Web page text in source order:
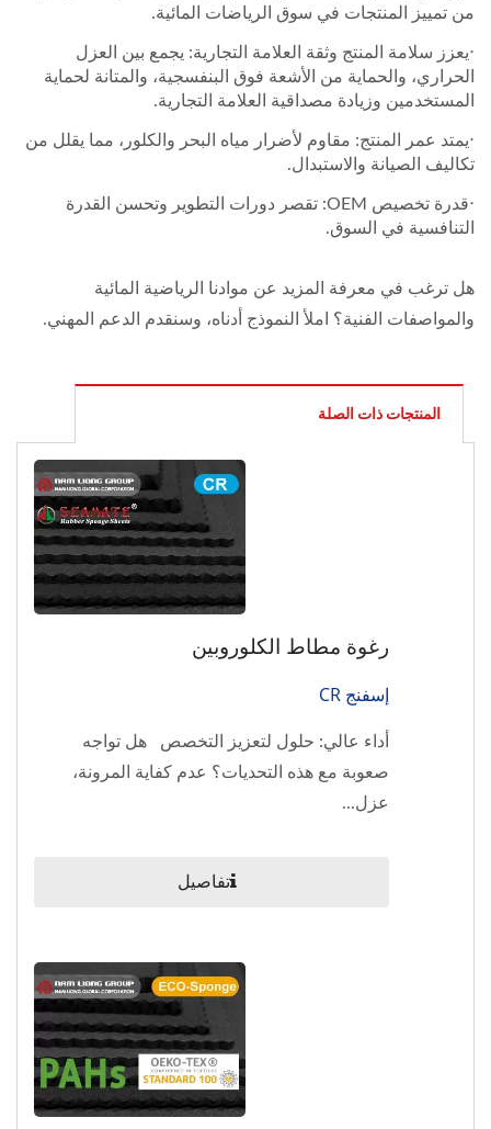
من تمييز المنتجات في سوق الرياضات المائية.
‧يعزز سلامة المنتج وثقة العلامة التجارية: يجمع بين العزل
الحراري، والحماية من الأشعة فوق البنفسجية، والمتانة لحماية
المستخدمين وزيادة مصداقية العلامة التجارية.
‧يمتد عمر المنتج: مقاوم لأضرار مياه البحر والكلور، مما يقلل من
تكاليف الصيانة والاستبدال.
‧قدرة تخصيص OEM: تقصر دورات التطوير وتحسن القدرة
التنافسية في السوق.
هل ترغب في معرفة المزيد عن موادنا الرياضية المائية
والمواصفات الفنية؟ املأ النموذج أدناه، وسنقدم الدعم المهني.
المنتجات ذات الصلة
رغوة مطاط الكلوروبين
إسفنج CR
أداء عالي: حلول لتعزيز التخصص هل تواجه
صعوبة مع هذه التحديات؟ عدم كفاية المرونة،
عزل...
تفاصيل